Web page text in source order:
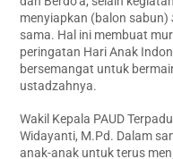
menyiapkan (balon sabun)
sama. Hal ini membuat
peringatan Hari Anak
bersemangat untuk
ustadzahnya.
Wakil Kepala PAUD
Widayanti, M.Pd. Dalam
anak-anak untuk terus